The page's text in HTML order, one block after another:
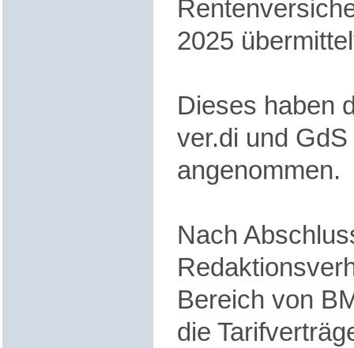
2025
Dieses haben
ver.di und
angenommen.
Nach
Bereich von
die